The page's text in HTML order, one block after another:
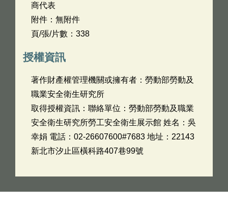
商代表
附件：無附件
頁/張/片數：338
授權資訊
著作財產權管理機關或擁有者：勞動部勞動及
職業安全衛生研究所
取得授權資訊：聯絡單位：勞動部勞動及職業
安全衛生研究所勞工安全衛生展示館 姓名：吳
幸娟 電話：02-26607600#7683 地址：22143
新北市汐止區橫科路407巷99號